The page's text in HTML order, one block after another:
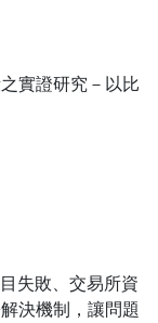
實證研究－以比
失敗、交易所資
決機制，讓問題